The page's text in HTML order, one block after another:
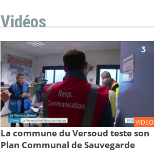
Vidéos
VIDEO
La commune du Versoud teste son
Plan Communal de Sauvegarde